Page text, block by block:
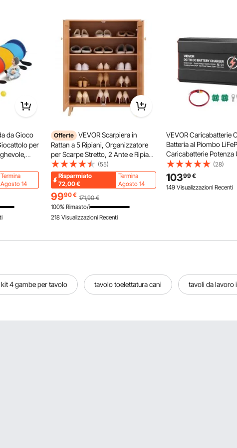
da Gioco
per
ed
Termina
Agosto 14
Offerte VEVOR Scarpiera in
Rattan a 5 Ripiani, Organizzatore
per Scarpe Stretto, 2 Ante e Ripiani
Regolabili, Mobiletto per Ingresso
in Rattan Alto 1025 mm per
Ripostiglio, Corridoio, Colore
Legno Chiaro
(55)
Risparmiato
72,00€
Termina
Agosto 14
9990€ 171,90 €
100% Rimasto/i
218 Visualizzazioni Recenti
VEVOR Caricabatterie
Batteria al Piombo
Caricabatterie Potenza
520 W Corrente 40 A
12V/24V con 2
Camper Barca Roulotte
Rimorchio
(28)
10399€
149 Visualizzazioni Recenti
kit 4 gambe per tavolo tavolo toelettatura cani tavoli da lavoro